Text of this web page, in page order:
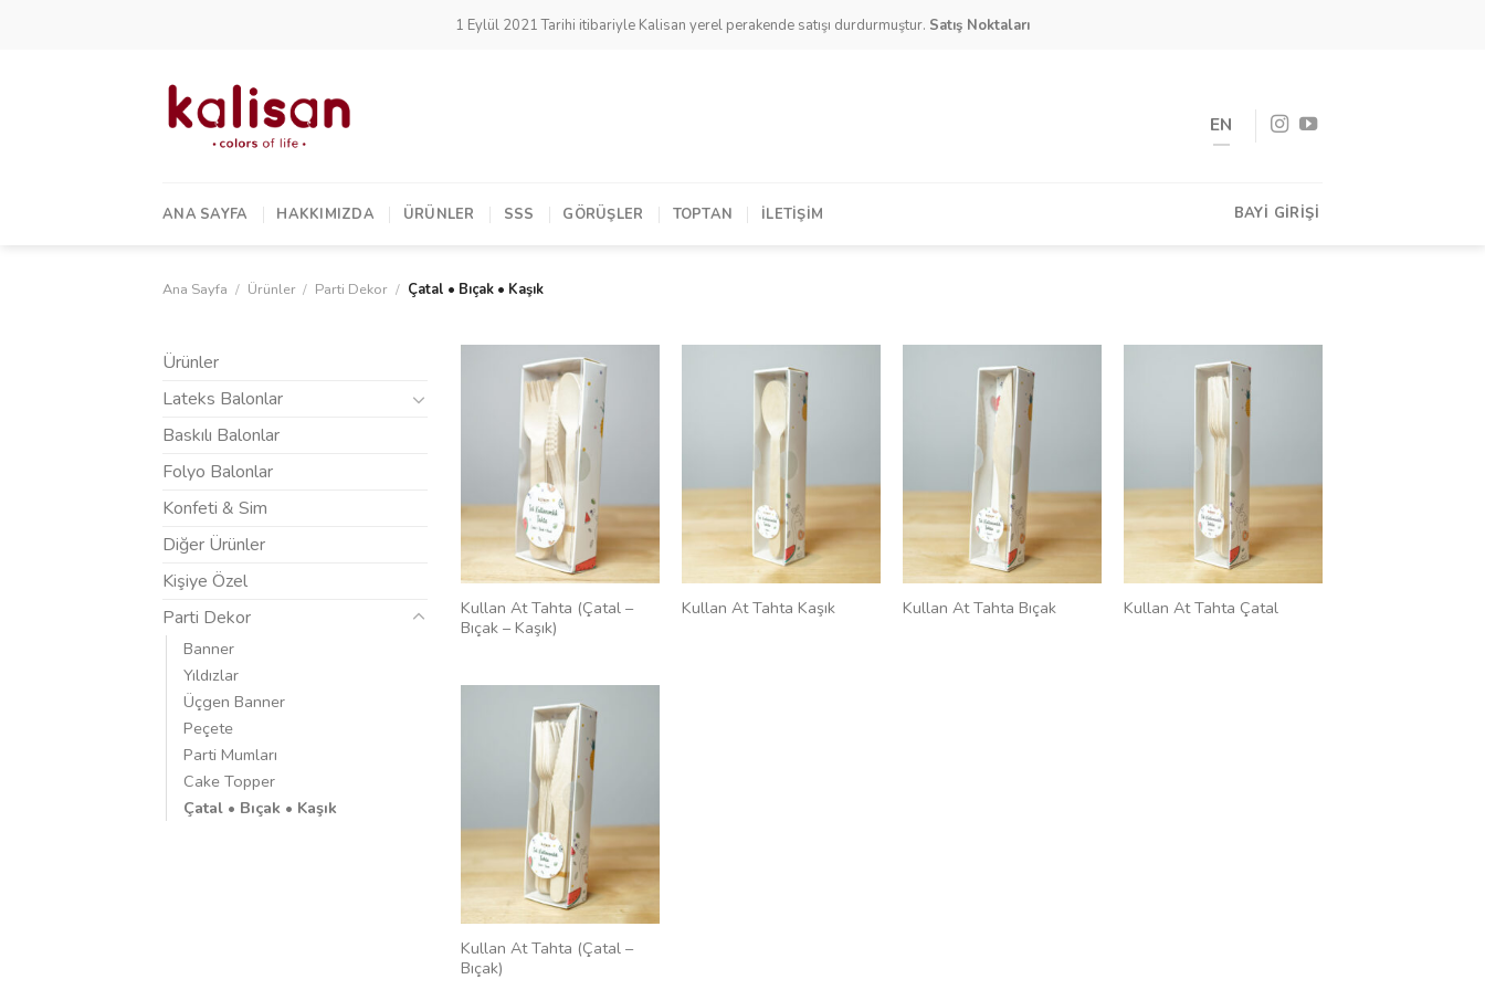
1 Eylül 2021 Tarihi itibariyle Kalisan yerel perakende satışı durdurmuştur. Satış Noktaları
EN
ANA SAYFA HAKKIMIZDA ÜRÜNLER SSS GÖRÜŞLER TOPTAN İLETIŞIM BAYI GIRIŞI
Ana Sayfa / Ürünler / Parti Dekor / Çatal • Bıçak • Kaşık
Ürünler
Lateks Balonlar
Baskılı Balonlar
Folyo Balonlar
Konfeti & Sim
Diğer Ürünler
Kişiye Özel
Parti Dekor
Banner
Yıldızlar
Üçgen Banner
Peçete
Parti Mumları
Cake Topper
Çatal • Bıçak • Kaşık
Kullan At Tahta (Çatal –
Bıçak – Kaşık)
Kullan At Tahta Kaşık Kullan At Tahta Bıçak Kullan At Tahta Çatal
Kullan At Tahta (Çatal –
Bıçak)